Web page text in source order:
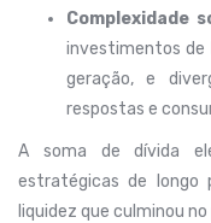
Complexidade
investimentos de
geração, e
respostas e
A soma de dívida
estratégicas de longo
liquidez que culminou